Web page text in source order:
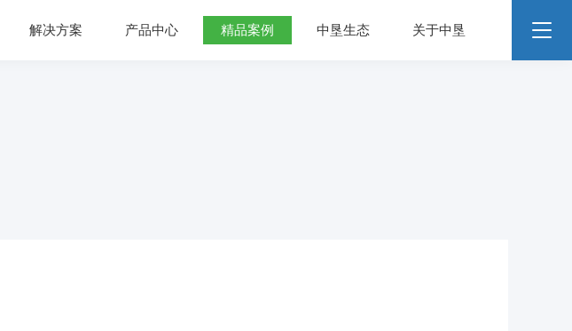
解决方案 产品中心 精品案例 中垦生态 关于中垦